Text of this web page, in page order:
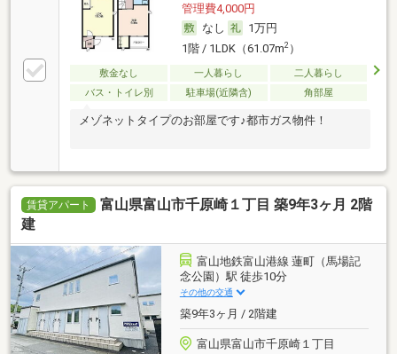
管理費4,000円
なし
1万円
1階 / 1LDK（61.07m2）
敷金なし 一人暮らし
二人暮らし
バス・トイレ別
駐車場(近隣含) 角部屋
メゾネットタイプのお部屋です♪都市ガス物件！
賃貸アパート
富山県富山市千原崎１丁目 築9年3ヶ月 2階
建
富山地鉄富山港線 蓮町（馬場記
念公園）駅 徒歩10分
その他の交通
築9年3ヶ月 / 2階建
富山県富山市千原崎１丁目